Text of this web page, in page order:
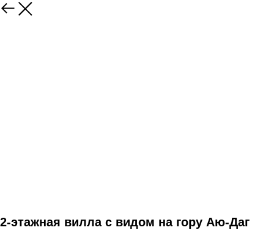
2-этажная вилла с видом на гору Аю-Даг